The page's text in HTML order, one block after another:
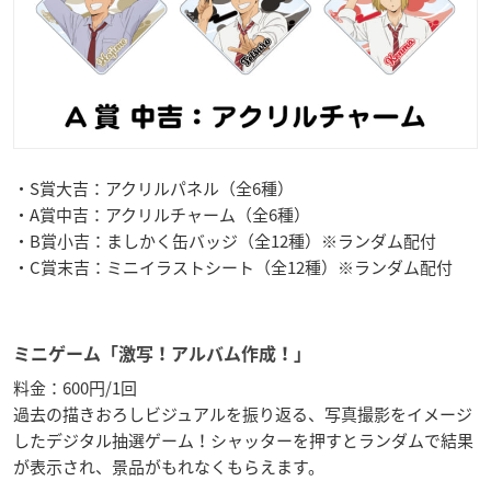
・S賞大吉：アクリルパネル（全6種）
・A賞中吉：アクリルチャーム（全6種）
・B賞小吉：ましかく缶バッジ（全12種）※ランダム配付
・C賞末吉：ミニイラストシート（全12種）※ランダム配付
ミニゲーム「激写！アルバム作成！」
料金：600円/1回
過去の描きおろしビジュアルを振り返る、写真撮影をイメージ
したデジタル抽選ゲーム！シャッターを押すとランダムで結果
が表示され、景品がもれなくもらえます。